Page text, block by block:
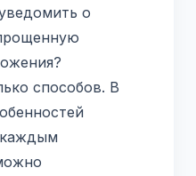
о
способов. В
каждым